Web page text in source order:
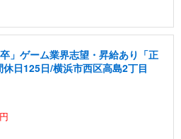
」ゲーム業界志望・昇給あり「正
日125日/横浜市西区高島2丁目